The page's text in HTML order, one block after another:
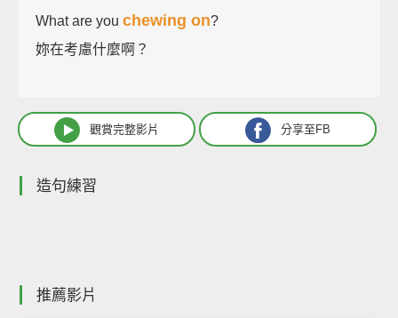
What are you chewing on?
妳在考慮什麼啊？
觀賞完整影片 分享至FB
造句練習
推薦影片